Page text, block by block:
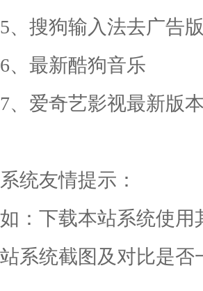
5、搜狗输入法去广告版
6、最新酷狗音乐
7、爱奇艺影视最新版本
系统友情提示：
如：下载本站系统使
站系统截图及对比是